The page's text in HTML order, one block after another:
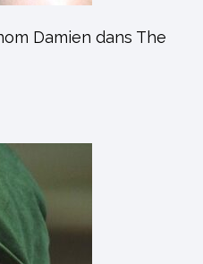
Damien dans The